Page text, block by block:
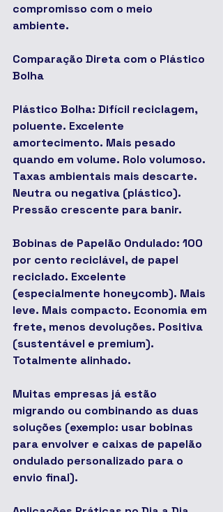
compromisso com o meio
ambiente.
Comparação Direta com o Plástico
Bolha
Plástico Bolha: Difícil reciclagem,
poluente. Excelente
amortecimento. Mais pesado
quando em volume. Rolo volumoso.
Taxas ambientais mais descarte.
Neutra ou negativa (plástico).
Pressão crescente para banir.
Bobinas de Papelão Ondulado: 100
por cento reciclável, de papel
reciclado. Excelente
(especialmente honeycomb). Mais
leve. Mais compacto. Economia em
frete, menos devoluções. Positiva
(sustentável e premium).
Totalmente alinhado.
Muitas empresas já estão
migrando ou combinando as duas
soluções (exemplo: usar bobinas
para envolver e caixas de papelão
ondulado personalizado para o
envio final).